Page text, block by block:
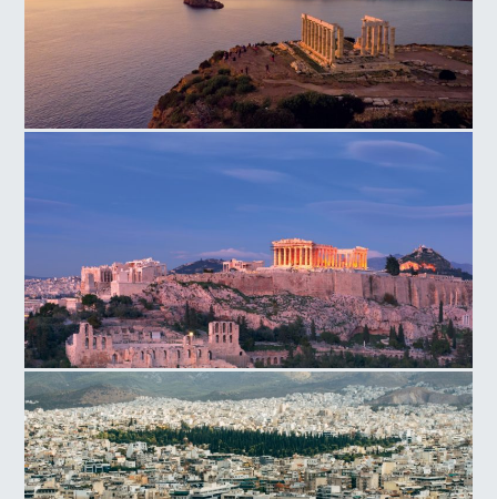
Ναός Ποσειδώνα, Ακρωτήρι
Λόφος της Ακροπόλεως